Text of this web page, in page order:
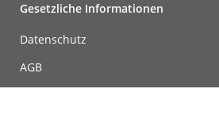
Gesetzliche Informationen
Datenschutz
AGB